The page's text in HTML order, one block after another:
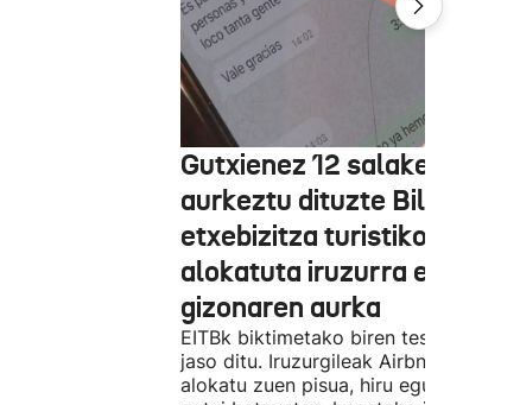
Gutxienez 12 salaketa
aurkeztu dituzte Bilbon
etxebizitza turistiko bat
alokatuta iruzurra egin
gizonaren aurka
EITBk biktimetako biren testigantzak
jaso ditu. Iruzurgileak Airbnb bidez
alokatu zuen pisua, hiru egunez. Ordu